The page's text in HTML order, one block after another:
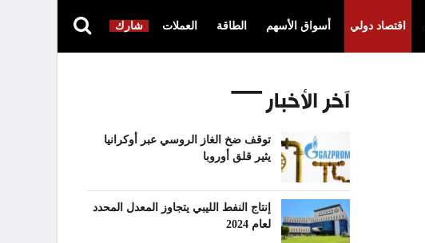
اقتصاد دولي أسواق الأسهم الطاقة العملات شارك
آخر الأخبار
توقف ضخ الغاز الروسي عبر أوكرانيا
يثير قلق أوروبا
إنتاج النفط الليبي يتجاوز المعدل المحدد
لعام 2024